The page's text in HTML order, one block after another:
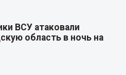
ВСУ атаковали
область в ночь на